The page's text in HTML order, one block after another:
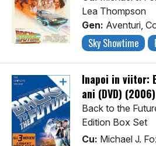
Lea Thompson
Gen: Aventuri,
Sky Showtime
Inapoi in viitor:
ani (DVD) (2006)
Back to the
Edition Box Set
Cu: Michael J.